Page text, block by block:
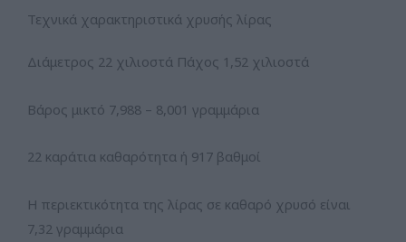
Τεχνικά χαρακτηριστικά χρυσής λίρας
Διάμετρος 22 χιλιοστά Πάχος 1,52 χιλιοστά
Βάρος μικτό 7,988 – 8,001 γραμμάρια
22 καράτια καθαρότητα ή 917 βαθμοί
Η περιεκτικότητα της λίρας σε καθαρό χρυσό είναι
7,32 γραμμάρια